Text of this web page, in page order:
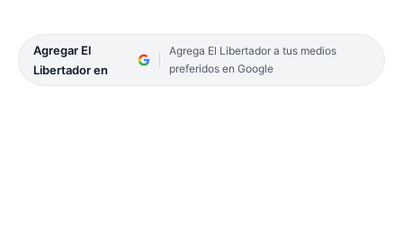
Agregar El
Libertador en
Agrega El Libertador a tus medios
preferidos en Google